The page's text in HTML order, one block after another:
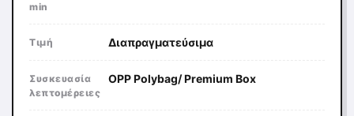
min
Τιμή Διαπραγματεύσιμα
Συσκευασία
λεπτομέρειες
OPP Polybag/ Premium Box